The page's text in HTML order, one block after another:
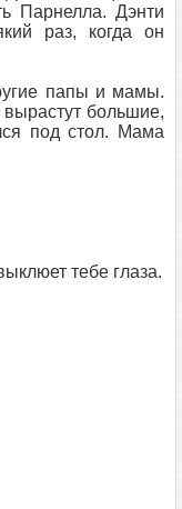
Парнелла. Дэнти
раз, когда он
папы и мамы.
большие,
под стол. Мама
тебе глаза.